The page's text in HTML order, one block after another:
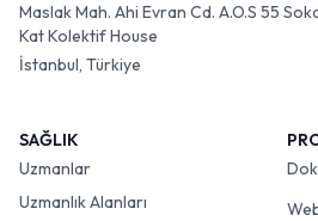
Maslak Mah. Ahi Evran Cd. A.O.S 55
Kat Kolektif House
İstanbul, Türkiye
SAĞLIK
Uzmanlar
Uzmanlık Alanları